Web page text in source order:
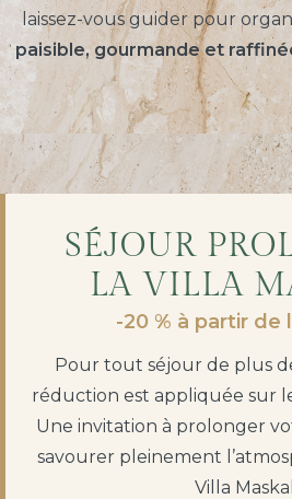
laissez-vous guider pour
paisible, gourmande et
SÉJOUR
LA VILLA
-20 % à partir de
Pour tout séjour de plus
réduction est appliquée sur
Une invitation à prolonger
savourer pleinement
Villa